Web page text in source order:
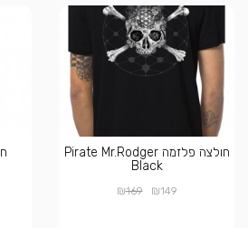
חולצה פלזמה Pirate Mr.Rodger
Black
₪149
₪169